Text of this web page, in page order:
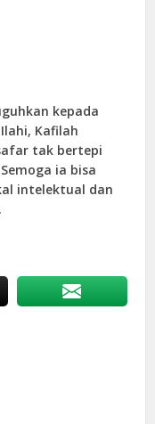
kepada
Kafilah
tak bertepi
ia bisa
intelektual dan